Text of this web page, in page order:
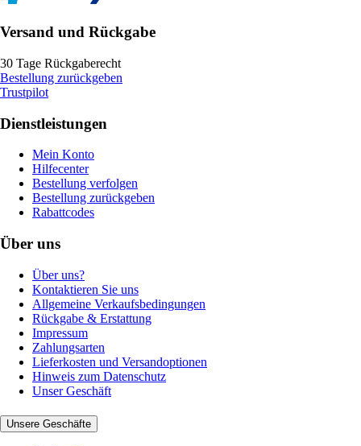
Versand und Rückgabe
30 Tage Rückgaberecht
Bestellung zurückgeben
Trustpilot
Dienstleistungen
Mein Konto
Hilfecenter
Bestellung verfolgen
Bestellung zurückgeben
Rabattcodes
Über uns
Über uns?
Kontaktieren Sie uns
Allgemeine Verkaufsbedingungen
Rückgabe & Erstattung
Impressum
Zahlungsarten
Lieferkosten und Versandoptionen
Hinweis zum Datenschutz
Unser Geschäft
Unsere Geschäfte